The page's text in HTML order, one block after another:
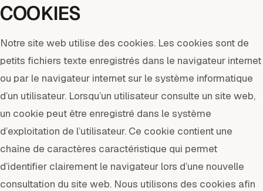
COOKIES
Notre site web utilise des cookies. Les cookies sont de
petits fichiers texte enregistrés dans le navigateur internet
ou par le navigateur internet sur le système informatique
d’un utilisateur. Lorsqu’un utilisateur consulte un site web,
un cookie peut être enregistré dans le système
d’exploitation de l’utilisateur. Ce cookie contient une
chaîne de caractères caractéristique qui permet
d’identifier clairement le navigateur lors d’une nouvelle
consultation du site web. Nous utilisons des cookies afin